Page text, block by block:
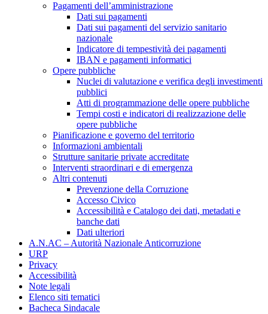
Pagamenti dell’amministrazione
Dati sui pagamenti
Dati sui pagamenti del servizio sanitario
nazionale
Indicatore di tempestività dei pagamenti
IBAN e pagamenti informatici
Opere pubbliche
Nuclei di valutazione e verifica degli investimenti
pubblici
Atti di programmazione delle opere pubbliche
Tempi costi e indicatori di realizzazione delle
opere pubbliche
Pianificazione e governo del territorio
Informazioni ambientali
Strutture sanitarie private accreditate
Interventi straordinari e di emergenza
Altri contenuti
Prevenzione della Corruzione
Accesso Civico
Accessibilità e Catalogo dei dati, metadati e
banche dati
Dati ulteriori
A.N.AC – Autorità Nazionale Anticorruzione
URP
Privacy
Accessibilità
Note legali
Elenco siti tematici
Bacheca Sindacale